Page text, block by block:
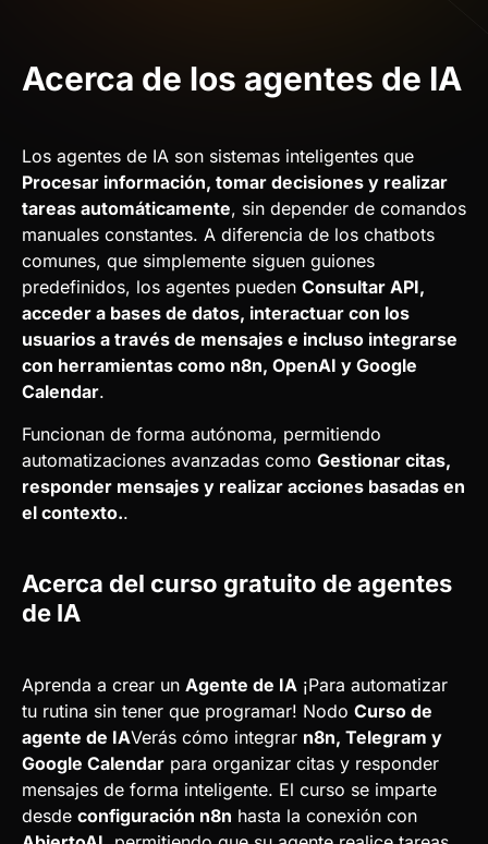
Acerca de los agentes de IA
Los agentes de IA son sistemas inteligentes que
Procesar información, tomar decisiones y realizar
tareas automáticamente, sin depender de comandos
manuales constantes. A diferencia de los chatbots
comunes, que simplemente siguen guiones
predefinidos, los agentes pueden Consultar API,
acceder a bases de datos, interactuar con los
usuarios a través de mensajes e incluso integrarse
con herramientas como n8n, OpenAI y Google
Calendar.
Funcionan de forma autónoma, permitiendo
automatizaciones avanzadas como Gestionar citas,
responder mensajes y realizar acciones basadas en
el contexto..
Acerca del curso gratuito de agentes
de IA
Aprenda a crear un Agente de IA ¡Para automatizar
tu rutina sin tener que programar! Nodo Curso de
agente de IAVerás cómo integrar n8n, Telegram y
Google Calendar para organizar citas y responder
mensajes de forma inteligente. El curso se imparte
desde configuración n8n hasta la conexión con